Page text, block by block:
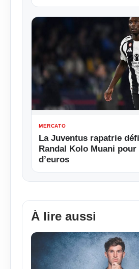
MERCATO
La Juventus rapatrie
Randal Kolo Muani
d’euros
À lire aussi